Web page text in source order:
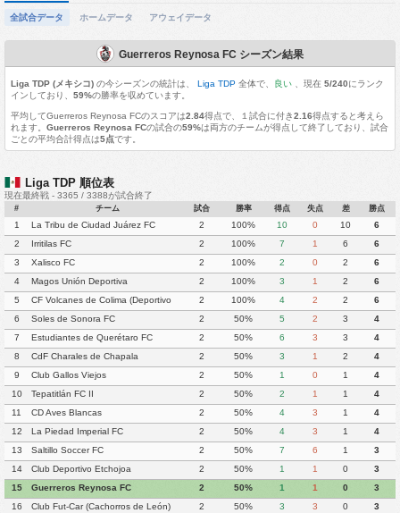
全試合データ ホームデータ アウェイデータ
Guerreros Reynosa FC シーズン結果
Liga TDP (メキシコ) の今シーズンの統計は、 Liga TDP 全体で、 良い、現在 5/240にランク
インしており、 59%の勝率を収めています。
平均してGuerreros Reynosa FCのスコアは2.84得点で、１試合に付き2.16得点すると考えら
れます。 Guerreros Reynosa FCの試合の59%は両方のチームが得点して終了しており、試合
ごとの平均合計得点は5点です。
Liga TDP 順位表
現在最終戦 - 3365 / 3388が試合終了
# チーム 試合 勝率 得点 失点 差 勝点
1 La Tribu de Ciudad Juárez FC 2 100% 10 0 10
6
2
Irritilas FC 2 100% 7 1 6
6
3
Xalisco FC 2 100% 2 0 2
6
4
Magos Unión Deportiva 2 100% 3 1 2
6
5
CF Volcanes de Colima (Deportivo
Tala)
2 100% 4 2 2
6
6
Soles de Sonora FC 2 50% 5 2 3
4
7
Estudiantes de Querétaro FC 2 50% 6 3 3
4
8
CdF Charales de Chapala 2 50% 3 1 2
4
9
Club Gallos Viejos 2 50% 1 0 1
4
10
Tepatitlán FC II 2 50% 2 1 1
4
11
CD Aves Blancas 2 50% 4 3 1
4
12
La Piedad Imperial FC 2 50% 4 3 1
4
13
Saltillo Soccer FC 2 50% 7 6 1
3
14
Club Deportivo Etchojoa 2 50% 1 1 0
3
15
Guerreros Reynosa FC 2 50% 1 1 0
3
16
Club Fut-Car (Cachorros de León) 2 50% 3 3 0
3